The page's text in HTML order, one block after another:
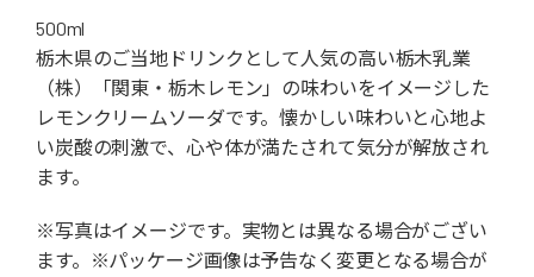
500ml
栃木県のご当地ドリンクとして人気の高い栃木乳業
（株）「関東・栃木レモン」の味わいをイメージした
レモンクリームソーダです。懐かしい味わいと心地よ
い炭酸の刺激で、心や体が満たされて気分が解放され
ます。
※写真はイメージです。実物とは異なる場合がござい
ます。※パッケージ画像は予告なく変更となる場合が